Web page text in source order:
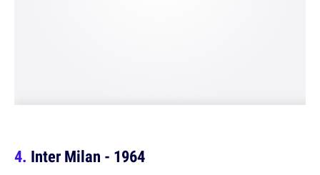
Inter Milan - 1964